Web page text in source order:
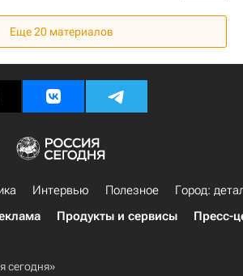
Frank Russia)
Продажа
Еще 20 материалов
Интервью Полезное
Город:
Продукты и сервисы Пресс-
сегодня»